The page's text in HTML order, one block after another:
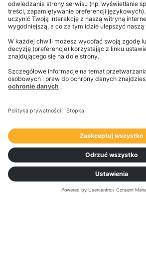
Publikuj przetargi, otrzymuj
od zweryfikowanych
płynność przesyłek — bez
długoterminowych zobowiązań.
odwiedzenie naszego
Jeśli jesteś przewoźnikiem lub
logistycznych ubiegającym się o
możesz zarejestrować
tutaj.